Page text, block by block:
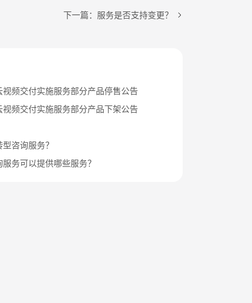
下一篇：服务是否支持变更？
视频交付实施服务部分产品停售公告
视频交付实施服务部分产品下架公告
咨询服务？
务可以提供哪些服务？